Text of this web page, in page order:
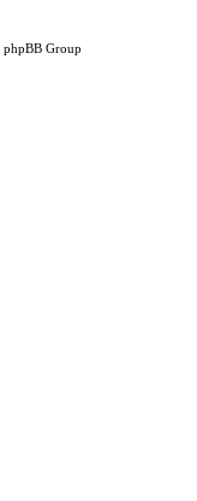
Group